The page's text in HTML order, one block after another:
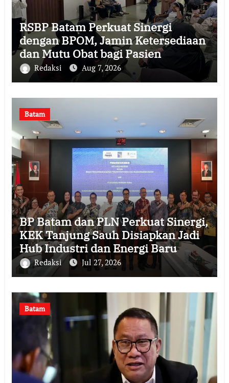
RSBP Batam Perkuat Sinergi
dengan BPOM, Jamin Ketersediaan
dan Mutu Obat bagi Pasien
Redaksi Aug 7, 2026
Batam
BP Batam dan PLN Perkuat Sinergi,
KEK Tanjung Sauh Disiapkan Jadi
Hub Industri dan Energi Baru
Redaksi Jul 27, 2026
Batam